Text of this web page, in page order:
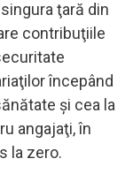
ţară din
contribuţiile
începând
şi cea la
angajaţi, în
la zero.